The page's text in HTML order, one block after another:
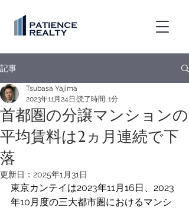
記事
首都圏の分譲マンションの
平均賃料は2ヵ月連続で下
落
Tsubasa Yajima
2023年11月24日 読了時間: 1分
更新日： 2025年1月31日
東京カンテイは2023年11月16日、2023
年10月度の三大都市圏におけるマンシ